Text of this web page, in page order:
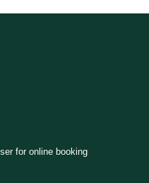
for online booking